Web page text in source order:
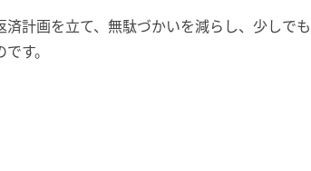
計画を立て、無駄づかいを減らし、少しでも
す。